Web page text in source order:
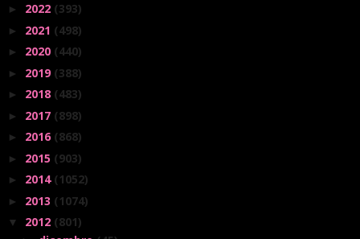
► 2022 (393)
► 2021 (498)
► 2020 (440)
► 2019 (388)
► 2018 (483)
► 2017 (898)
► 2016 (868)
► 2015 (903)
► 2014 (1052)
► 2013 (1074)
▼ 2012 (801)